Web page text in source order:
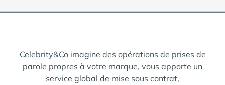
Celebrity&Co imagine des opérations de prises de
parole propres à votre marque, vous apporte un
service global de mise sous contrat,